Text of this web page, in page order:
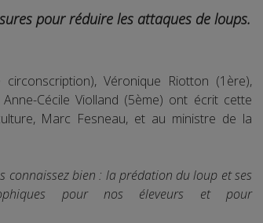
pour réduire les attaques de loups.
Véronique Riotton (1ère),
Cécile Violland (5ème) ont écrit cette
Marc Fesneau, et au ministre de la
connaissez bien : la prédation du loup et ses
pour nos éleveurs et pour